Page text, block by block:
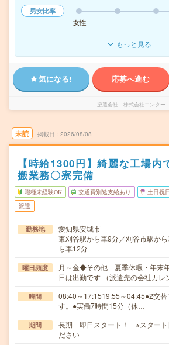
男女比率
女性
もっと見る
気になる! 応募へ進む
派遣会社 株式会社エンター
未読 掲載日 2026/08/08
【時給1300円】綺麗な工場内
搬業務〇寮完備
職種未経験OK 交通費別途支給あり 土日祝
派遣
勤務地
愛知県安城市
東刈谷駅から車9分／刈谷市駅か
ら車12分
曜日頻度
月～金◆その他 夏季休暇・年末
日は出勤です （派遣先の会社カレ
時間
08:40～17:1519:55～04:45●2交
す。●実働7時間15分（休…
期間
長期 即日スタート！ ※スタート
ださい